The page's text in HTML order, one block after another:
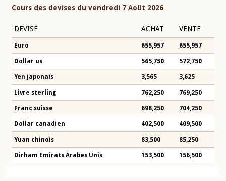
Cours des devises du vendredi 7 Août 2026
DEVISE ACHAT VENTE
Euro 655,957 655,957
Dollar us 565,750 572,750
Yen japonais 3,565 3,625
Livre sterling 762,250 769,250
Franc suisse 698,250 704,250
Dollar canadien 402,500 409,500
Yuan chinois 83,500 85,250
Dirham Emirats Arabes Unis 153,500 156,500